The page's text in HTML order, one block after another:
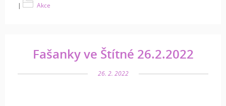
| Akce
Fašanky ve Štítné 26.2.2022
26. 2. 2022